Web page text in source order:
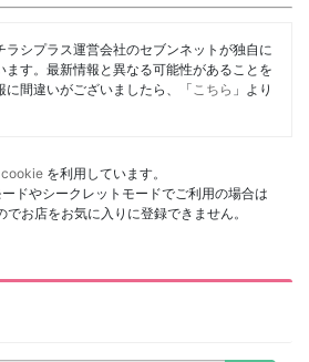
ラシプラス運営会社のセブンネットが独自に
ます。最新情報と異なる可能性があることを
に間違いがございましたら、「 こちら 」より
cookie を利用しています。
ドやシークレットモードでご利用の場合は
お店をお気に入りに登録できません。